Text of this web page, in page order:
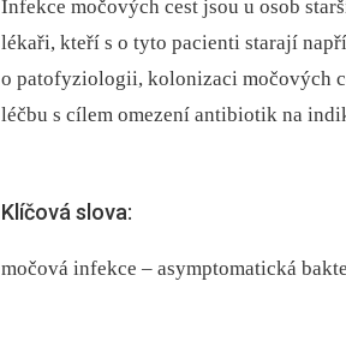
Infekce močových cest jsou u osob
lékaři, kteří s o tyto pacienti starají
o patofyziologii, kolonizaci močových
léčbu s cílem omezení antibiotik na
Klíčová slova:
močová infekce – asymptomatická